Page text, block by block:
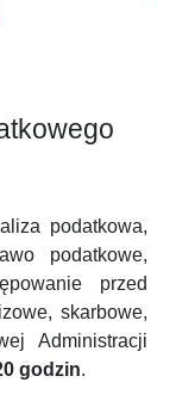
podatkowa,
podatkowe,
przed
skarbowe,
Administracji
godzin.